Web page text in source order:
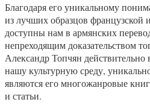
Благодаря его уникальному
из лучших образцов французской
доступны нам в армянских
непреходящим доказательством
Александр Топчян
нашу культурную среду,
являются его многожанровые
и статьи.